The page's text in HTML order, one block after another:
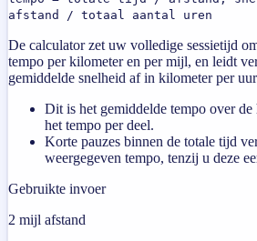
afstand / totaal aantal uren
De calculator zet uw volledige sessietijd
tempo per kilometer en per mijl, en leidt
gemiddelde snelheid af in kilometer per
Dit is het gemiddelde tempo over
het tempo per deel.
Korte pauzes binnen de totale tijd
weergegeven tempo, tenzij u deze
Gebruikte invoer
2 mijl afstand